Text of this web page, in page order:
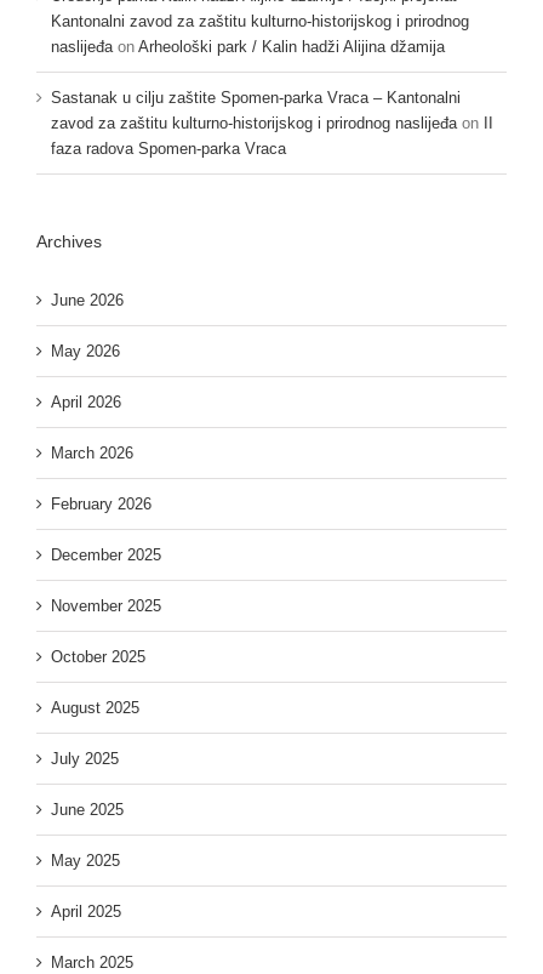
Kantonalni zavod za zaštitu kulturno-historijskog i prirodnog
naslijeđa on Arheološki park / Kalin hadži Alijina džamija
Sastanak u cilju zaštite Spomen-parka Vraca – Kantonalni
zavod za zaštitu kulturno-historijskog i prirodnog naslijeđa on II
faza radova Spomen-parka Vraca
Archives
June 2026
May 2026
April 2026
March 2026
February 2026
December 2025
November 2025
October 2025
August 2025
July 2025
June 2025
May 2025
April 2025
March 2025